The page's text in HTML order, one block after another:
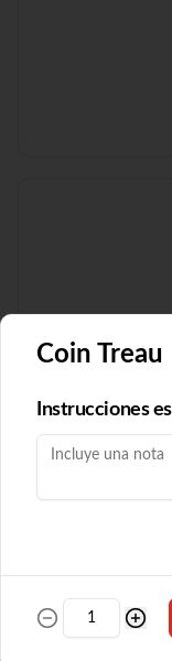
Coin Treau
Instrucciones